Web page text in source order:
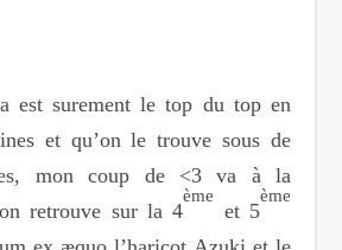
est surement le top du top en
et qu’on le trouve sous de
mon coup de <3 va à la
retrouve sur la 4
ème
et 5
ème